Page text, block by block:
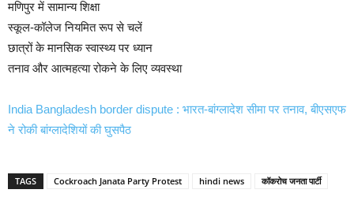
मणिपुर में सामान्य शिक्षा
स्कूल-कॉलेज नियमित रूप से चलें
छात्रों के मानसिक स्वास्थ्य पर ध्यान
तनाव और आत्महत्या रोकने के लिए व्यवस्था
India Bangladesh border dispute : भारत-बांग्लादेश सीमा पर तनाव, बीएसएफ
ने रोकी बांग्लादेशियों की घुसपैठ
TAGS Cockroach Janata Party Protest hindi news कॉकरोच जनता पार्टी